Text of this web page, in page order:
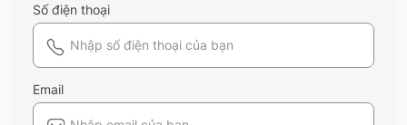
Số điện thoại
Email